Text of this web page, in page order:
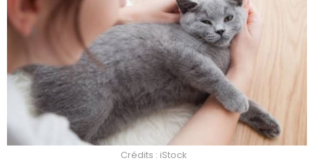
Crédits : iStock